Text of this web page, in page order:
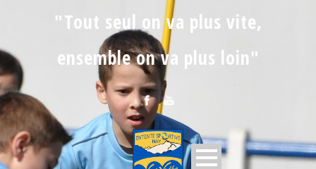
"Tout seul on va plus vite,
ensemble on va plus loin"